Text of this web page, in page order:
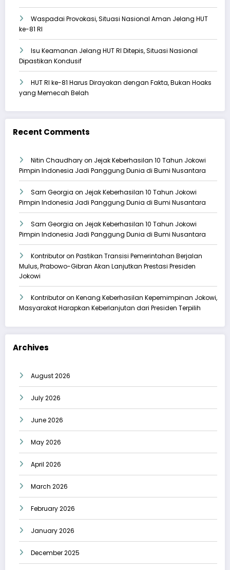
Waspadai Provokasi, Situasi Nasional Aman Jelang HUT
ke-81 RI
Isu Keamanan Jelang HUT RI Ditepis, Situasi Nasional
Dipastikan Kondusif
HUT RI ke-81 Harus Dirayakan dengan Fakta, Bukan Hoaks
yang Memecah Belah
Recent Comments
Nitin Chaudharyon Jejak Keberhasilan 10 Tahun Jokowi
Pimpin Indonesia Jadi Panggung Dunia di Bumi Nusantara
Sam Georgia on Jejak Keberhasilan 10 Tahun Jokowi
Pimpin Indonesia Jadi Panggung Dunia di Bumi Nusantara
Sam Georgia on Jejak Keberhasilan 10 Tahun Jokowi
Pimpin Indonesia Jadi Panggung Dunia di Bumi Nusantara
Kontributoron Pastikan Transisi Pemerintahan Berjalan
Mulus, Prabowo-Gibran Akan Lanjutkan Prestasi Presiden
Jokowi
Kontributoron Kenang Keberhasilan Kepemimpinan Jokowi,
Masyarakat Harapkan Keberlanjutan dari Presiden Terpilih
Archives
August 2026
July 2026
June 2026
May 2026
April 2026
March 2026
February 2026
January 2026
December 2025